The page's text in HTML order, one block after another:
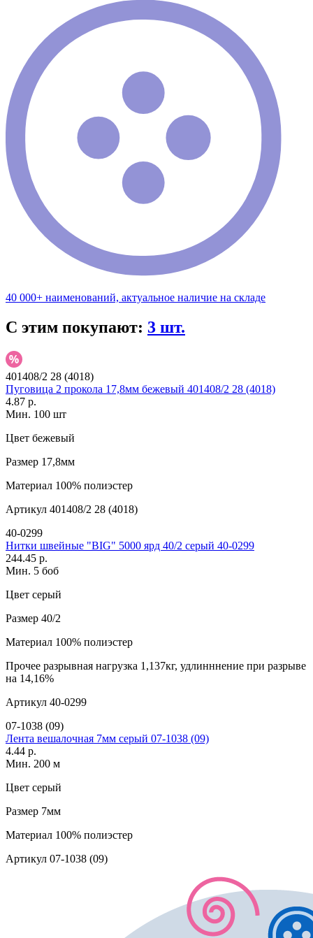
40 000+ наименований, актуальное наличие на складе
С этим покупают: 3 шт.
401408/2 28 (4018)
Пуговица 2 прокола 17,8мм бежевый 401408/2 28 (4018)
4.87 р.
Мин. 100 шт
Цвет бежевый
Размер 17,8мм
Материал 100% полиэстер
Артикул 401408/2 28 (4018)
40-0299
Нитки швейные "BIG" 5000 ярд 40/2 серый 40-0299
244.45 р.
Мин. 5 боб
Цвет серый
Размер 40/2
Материал 100% полиэстер
Прочее разрывная нагрузка 1,137кг, удлинннение при разрыве
на 14,16%
Артикул 40-0299
07-1038 (09)
Лента вешалочная 7мм серый 07-1038 (09)
4.44 р.
Мин. 200 м
Цвет серый
Размер 7мм
Материал 100% полиэстер
Артикул 07-1038 (09)